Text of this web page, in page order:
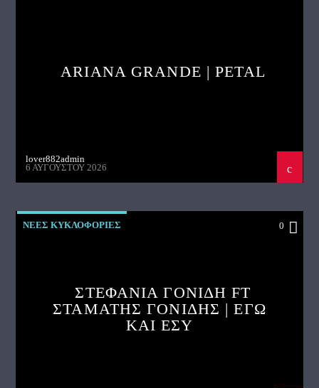
ARIANA GRANDE | PETAL
lover882admin
6 ΑΥΓΟΎΣΤΟΥ 2026
ΝΕΕΣ ΚΥΚΛΟΦΟΡΙΕΣ 0
ΣΤΕΦΑΝΙΑ ΓΟΝΙΔΗ FT
ΣΤΑΜΑΤΗΣ ΓΟΝΙΔΗΣ | ΕΓΩ
ΚΑΙ ΕΣΥ